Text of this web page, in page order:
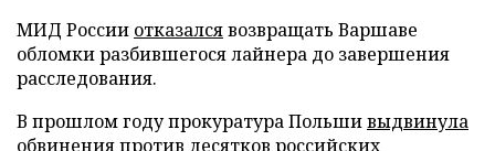
МИД России отказалсявозвращать Варшаве
обломки разбившегося лайнера до завершения
расследования.
В прошлом году прокуратура Польшивыдвинула
обвинения против десятков российских